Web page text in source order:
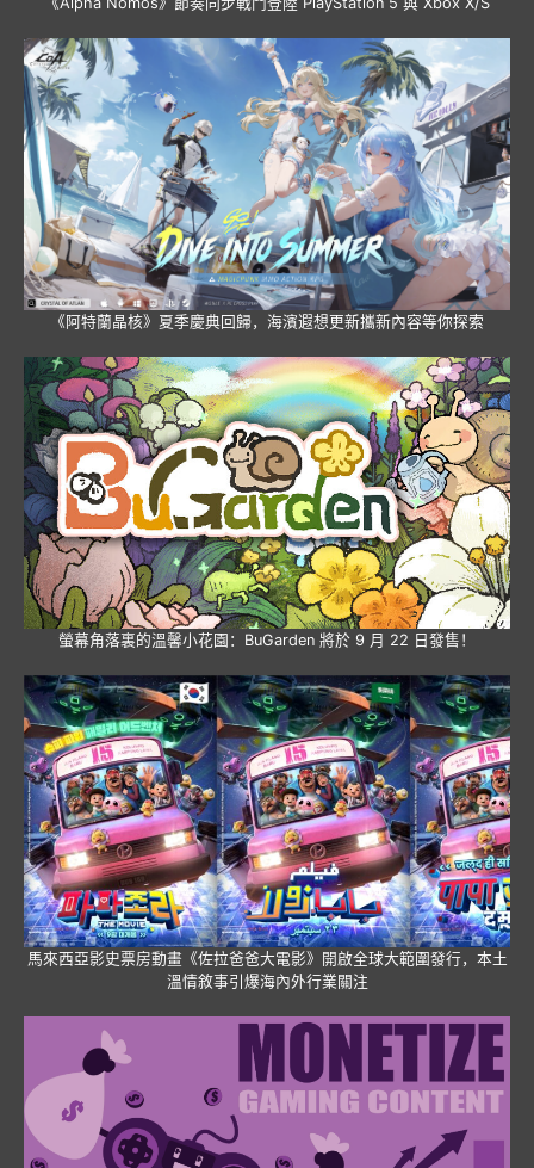
《阿特蘭晶核》夏季慶典回歸，海濱遐想更新攜新內容等你探索
螢幕角落裏的溫馨小花園：BuGarden 將於 9 月 22 日發售！
馬來西亞影史票房動畫《佐拉爸爸大電影》開啟全球大範圍發行，本土
溫情敘事引爆海內外行業關注